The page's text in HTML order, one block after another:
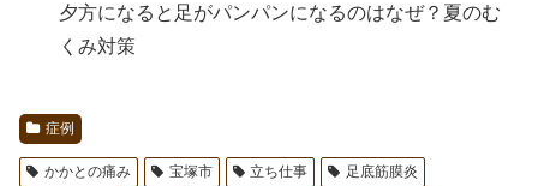
夕方になると足がパンパンになるのはなぜ？夏のむ
くみ対策
症例
かかとの痛み 宝塚市 立ち仕事
足底筋膜炎